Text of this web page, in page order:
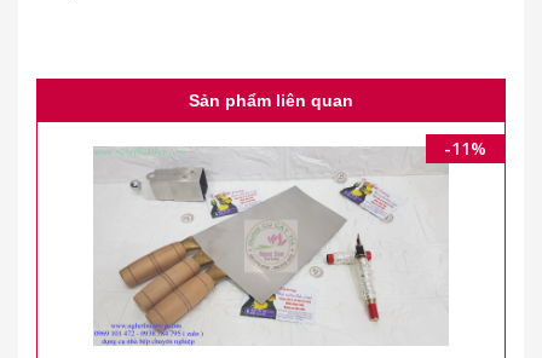
Sản phẩm liên quan
-11%